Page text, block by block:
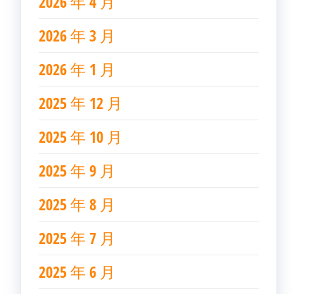
2026 年 3 月
2026 年 1 月
2025 年 12 月
2025 年 10 月
2025 年 9 月
2025 年 8 月
2025 年 7 月
2025 年 6 月